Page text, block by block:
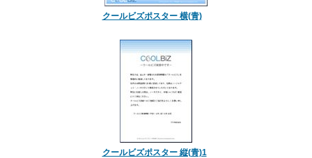
クールビズポスター 横(青)
クールビズポスター 縦(青)1